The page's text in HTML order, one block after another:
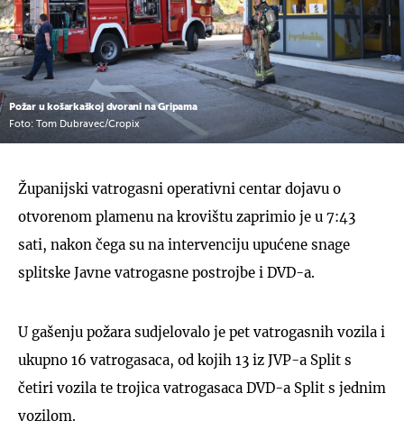
Požar u košarkaškoj dvorani na Gripama
Foto: Tom Dubravec/Cropix
Županijski vatrogasni operativni centar dojavu o
otvorenom plamenu na krovištu zaprimio je u 7:43
sati, nakon čega su na intervenciju upućene snage
splitske Javne vatrogasne postrojbe i DVD-a.
U gašenju požara sudjelovalo je pet vatrogasnih vozila i
ukupno 16 vatrogasaca, od kojih 13 iz JVP-a Split s
četiri vozila te trojica vatrogasaca DVD-a Split s jednim
vozilom.